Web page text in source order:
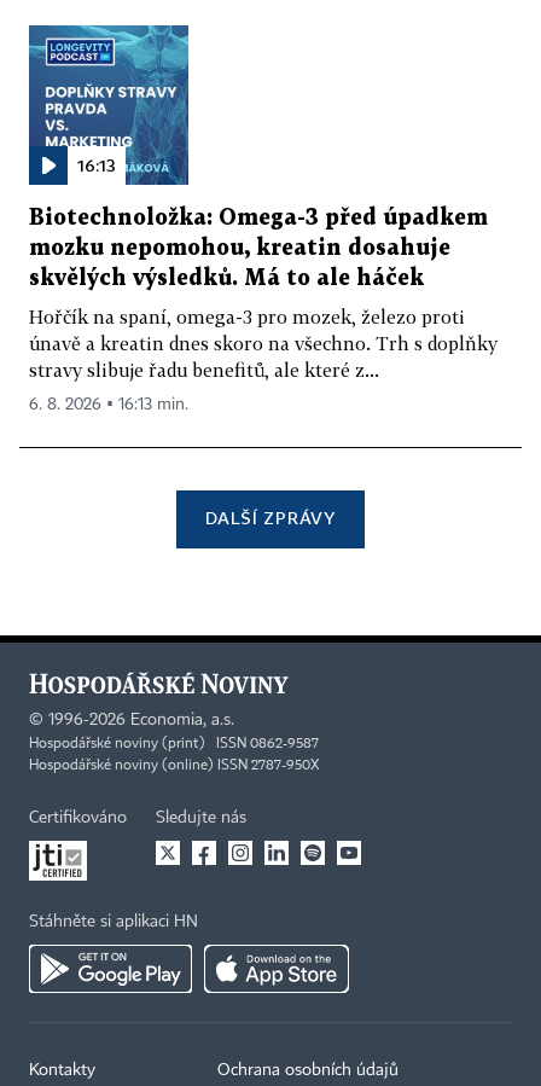
16:13
Biotechnoložka: Omega-3 před úpadkem
mozku nepomohou, kreatin dosahuje
skvělých výsledků. Má to ale háček
Hořčík na spaní, omega-3 pro mozek, železo proti
únavě a kreatin dnes skoro na všechno. Trh s doplňky
stravy slibuje řadu benefitů, ale které z...
6. 8. 2026 ▪ 16:13 min.
DALŠÍ ZPRÁVY
© 1996-2026 Economia, a.s.
Hospodářské noviny (print) ISSN 0862-9587
Hospodářské noviny (online) ISSN 2787-950X
Certifikováno Sledujte nás
Stáhněte si aplikaci HN
Kontakty Ochrana osobních údajů